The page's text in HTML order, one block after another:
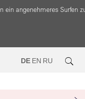
ein angenehmeres Surfen
DE EN RU